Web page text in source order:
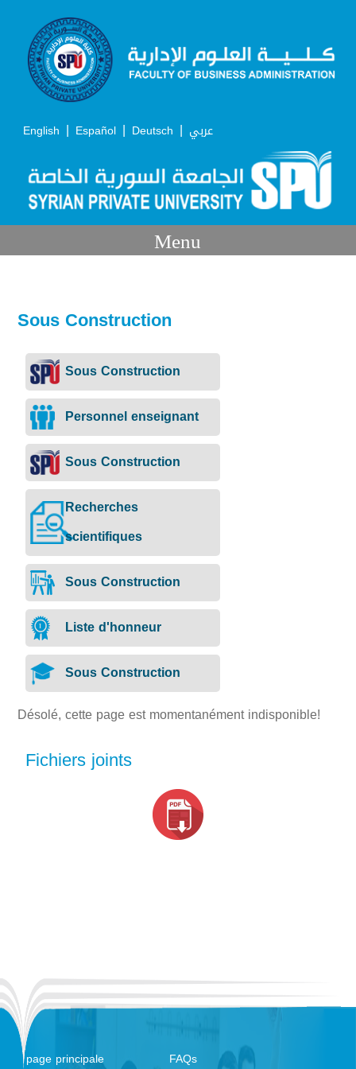
English | Español | Deutsch | عربي
Menu
Sous Construction
Sous Construction
Personnel enseignant
Sous Construction
Recherches
scientifiques
Sous Construction
Liste d'honneur
Sous Construction
Désolé, cette page est momentanément indisponible!
Fichiers joints
page principale FAQs